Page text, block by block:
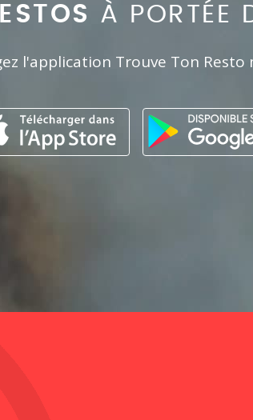
À PORTÉE
l'application Trouve Ton Resto